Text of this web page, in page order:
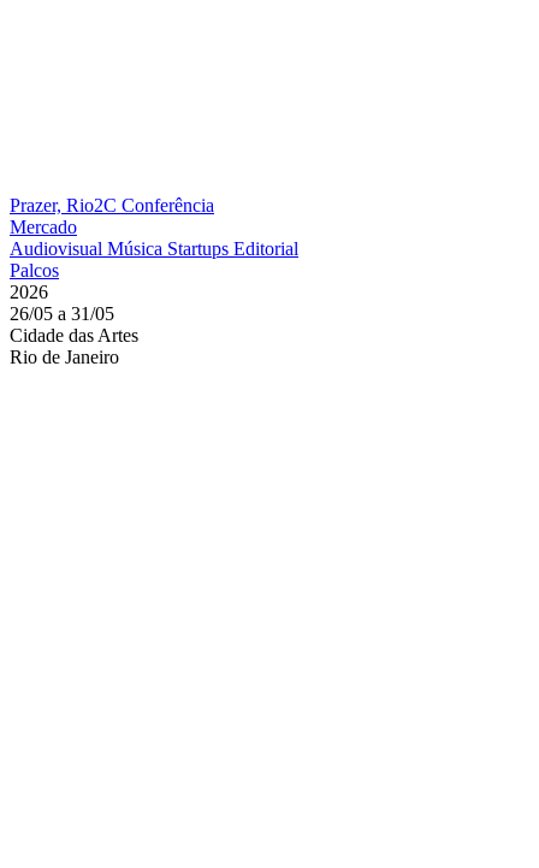
Prazer, Rio2C Conferência
Mercado
Audiovisual Música Startups Editorial
Palcos
2026
26/05 a 31/05
Cidade das Artes
Rio de Janeiro